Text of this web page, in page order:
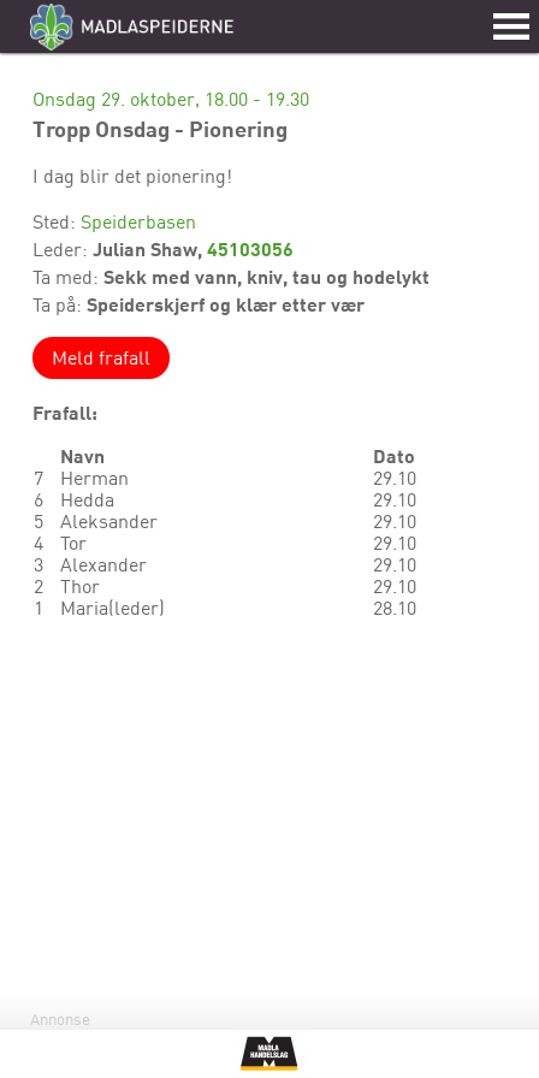
Onsdag 29. oktober, 18.00 - 19.30
Tropp Onsdag - Pionering
I dag blir det pionering!
Sted: Speiderbasen
Leder: Julian Shaw,45103056
Ta med: Sekk med vann, kniv, tau og hodelykt
Ta på: Speiderskjerf og klær etter vær
Meld frafall
Frafall:
Navn
Dato
7 Herman
29.10
6
Hedda
29.10
5
Aleksander
29.10
4
Tor
29.10
3
Alexander
29.10
2
Thor
29.10
1
Maria(leder) 28.10
Annonse